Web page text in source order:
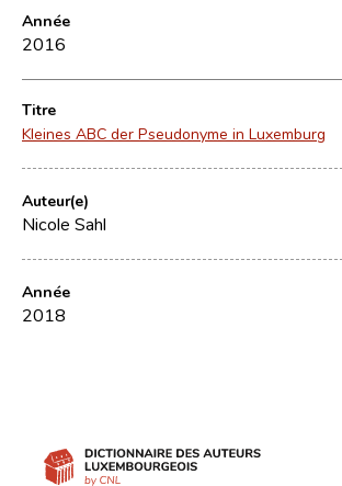
Année
2016
Titre
Kleines ABC der Pseudonyme in Luxemburg
Auteur(e)
Nicole Sahl
Année
2018